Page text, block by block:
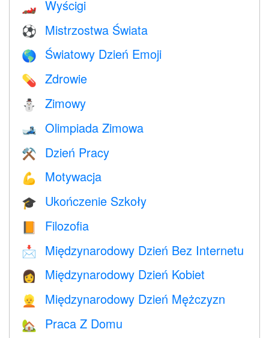
🏎 Wyścigi
⚽ Mistrzostwa Świata
🌎 Światowy Dzień Emoji
💊 Zdrowie
⛄ Zimowy
🎿 Olimpiada Zimowa
⚒️ Dzień Pracy
💪 Motywacja
🎓 Ukończenie Szkoły
📙 Filozofia
📩 Międzynarodowy Dzień Bez Internetu
👩 Międzynarodowy Dzień Kobiet
👱 Międzynarodowy Dzień Mężczyzn
🏡 Praca Z Domu